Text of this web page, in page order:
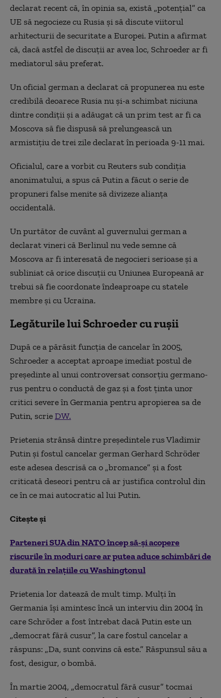
declarat recent că, în opinia sa, există „potenţial” ca
UE să negocieze cu Rusia şi să discute viitorul
arhitecturii de securitate a Europei. Putin a afirmat
că, dacă astfel de discuţii ar avea loc, Schroeder ar fi
mediatorul său preferat.
Un oficial german a declarat că propunerea nu este
credibilă deoarece Rusia nu şi-a schimbat niciuna
dintre condiţii şi a adăugat că un prim test ar fi ca
Moscova să fie dispusă să prelungească un
armistiţiu de trei zile declarat în perioada 9-11 mai.
Oficialul, care a vorbit cu Reuters sub condiţia
anonimatului, a spus că Putin a făcut o serie de
propuneri false menite să divizeze alianţa
occidentală.
Un purtător de cuvânt al guvernului german a
declarat vineri că Berlinul nu vede semne că
Moscova ar fi interesată de negocieri serioase şi a
subliniat că orice discuţii cu Uniunea Europeană ar
trebui să fie coordonate îndeaproape cu statele
membre şi cu Ucraina.
Legăturile lui Schroeder cu rușii
După ce a părăsit funcţia de cancelar în 2005,
Schroeder a acceptat aproape imediat postul de
preşedinte al unui controversat consorţiu germano-
rus pentru o conductă de gaz şi a fost ţinta unor
critici severe în Germania pentru apropierea sa de
Putin, scrieDW.
Prietenia strânsă dintre președintele rus Vladimir
Putin și fostul cancelar german Gerhard Schröder
este adesea descrisă ca o „bromance” și a fost
criticată deseori pentru că ar justifica controlul din
ce în ce mai autocratic al lui Putin.
Citește și
Parteneri SUA din NATO încep să-şi acopere
riscurile în moduri care ar putea aduce schimbări de
durată în relaţiile cu Washingtonul
Prietenia lor datează de mult timp. Mulți în
Germania își amintesc încă un interviu din 2004 în
care Schröder a fost întrebat dacă Putin este un
„democrat fără cusur”, la care fostul cancelar a
răspuns: „Da, sunt convins că este.” Răspunsul său a
fost, desigur, o bombă.
În martie 2004, „democratul fără cusur” tocmai